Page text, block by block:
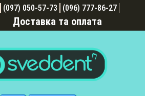
(097) 050-57-73 (096) 777-86-27
Доставка та оплата